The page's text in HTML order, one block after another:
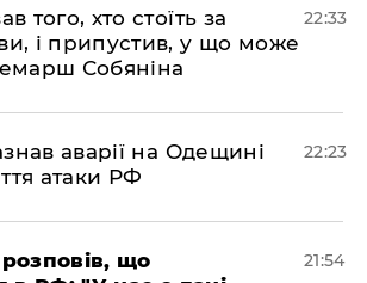
того, хто стоїть за
і припустив, у що може
Собяніна
22:33
аварії на Одещині
атаки РФ
22:23
що
21:54